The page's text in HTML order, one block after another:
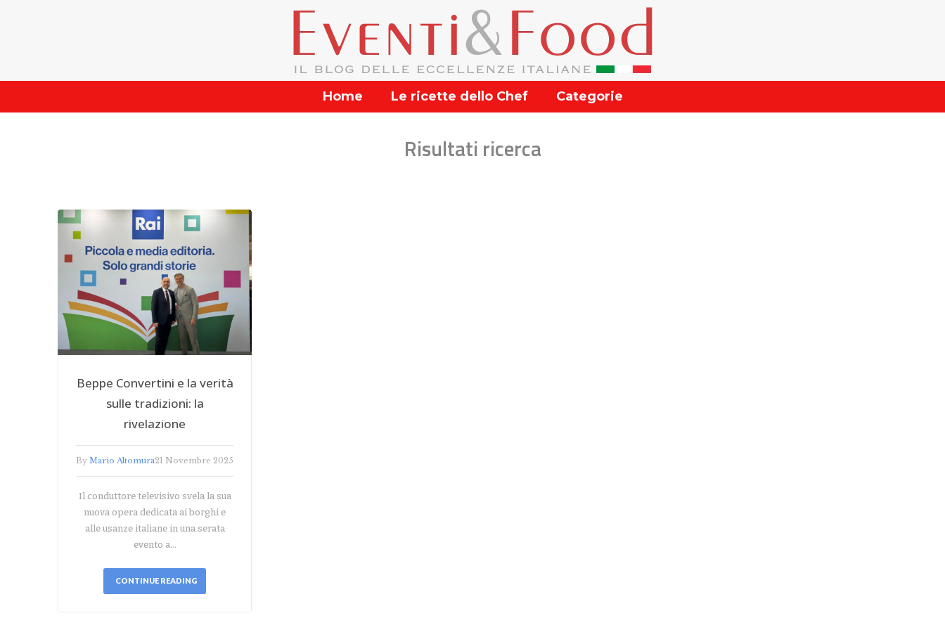
Home Le ricette dello Chef Categorie
Risultati ricerca
Beppe Convertini e la verità
sulle tradizioni: la
rivelazione
By Mario Altomura21 Novembre 2025
Il conduttore televisivo svela la sua
nuova opera dedicata ai borghi e
alle usanze italiane in una serata
evento a…
CONTINUE READING